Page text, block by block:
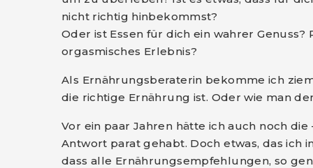
nicht richtig hinbekommst?
Oder ist Essen für dich ein wahrer
orgasmisches Erlebnis?
Als Ernährungsberaterin bekomme ich
die richtige Ernährung ist. Oder wie man
Vor ein paar Jahren hätte ich auch noch
Antwort parat gehabt. Doch etwas, das ich
dass alle Ernährungsempfehlungen, so